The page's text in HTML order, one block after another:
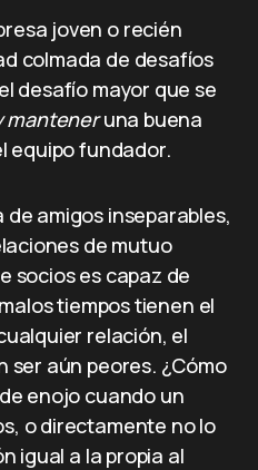
joven o recién
colmada de desafíos
desafío mayor que se
manteneruna buena
equipo fundador.
amigos inseparables,
de mutuo
socios es capaz de
tiempos tienen el
relación, el
ser aún peores. ¿Cómo
enojo cuando un
o directamente no lo
igual a la propia al